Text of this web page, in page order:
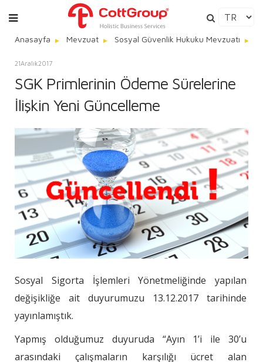
Anasayfa Mevzuat Sosyal Güvenlik Hukuku Mevzuatı
21Aralık2017
SGK Primlerinin Ödeme Sürelerine
İlişkin Yeni Güncelleme
Sosyal Sigorta İşlemleri Yönetmeliğinde yapılan
değişikliğe ait duyurumuzu 13.12.2017 tarihinde
yayınlamıştık.
Yapmış olduğumuz duyuruda “Ayın 1’i ile 30’u
arasındaki çalışmaların karşılığı ücret alan